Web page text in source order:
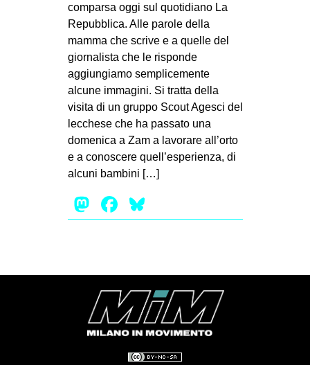
MOVIMENTI
AMBIENTE
ANTIFASCISMO
DIRITTO ALL’ABITARE
GENERI
MIGRAZIONI
PRECARIATO
REPRESSIONE
STUDENTI
CINEMA
MANIFESTI
MUSICA
comparsa oggi sul quotidiano La
Repubblica. Alle parole della
mamma che scrive e a quelle del
giornalista che le risponde
aggiungiamo semplicemente
alcune immagini. Si tratta della
visita di un gruppo Scout Agesci del
lecchese che ha passato una
domenica a Zam a lavorare all’orto
e a conoscere quell’esperienza, di
alcuni bambini […]
Mastodon
Facebook